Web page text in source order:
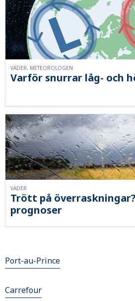
Varför snurrar låg- och
VÄDER, METEOROLOGEN
Trött på
prognoser
VÄDER
Port-au-Prince
Carrefour